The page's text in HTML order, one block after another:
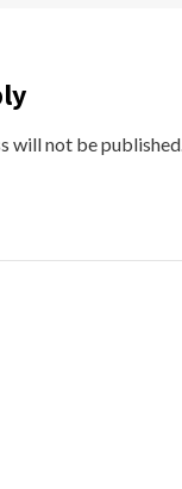
will not be published.